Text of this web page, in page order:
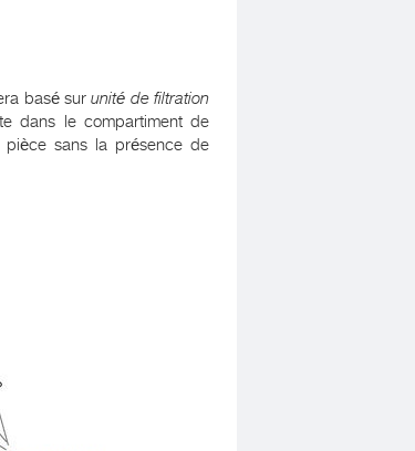
basé surunité de filtration
dans le compartiment de
pièce sans la présence de